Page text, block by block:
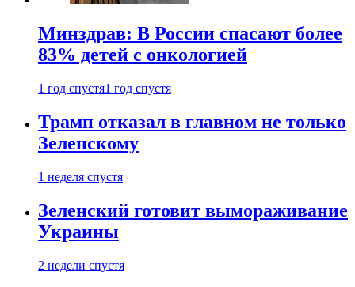
Минздрав: В России спасают более
83% детей с онкологией
1 год спустя1 год спустя
Трамп отказал в главном не только
Зеленскому
1 неделя спустя
Зеленский готовит вымораживание
Украины
2 недели спустя